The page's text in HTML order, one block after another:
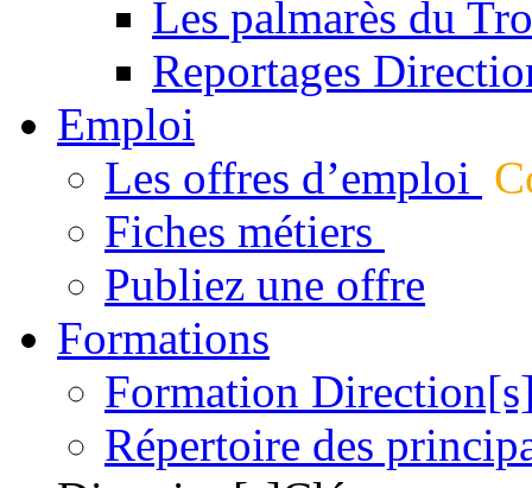
Les palmarès du
Reportages
Emploi
Les offres d’emploi
Fiches métiers
Publiez une offre
Formations
Formation
Répertoire des